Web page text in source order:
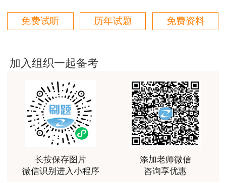
3.具有安全工程及相关专业第二学士学位，从
事安全生产业务满2年；或具有其他专业第二学士
学位，从事安全生产业务满3年。
4.具有安全工程及相关专业硕士学位，从事安
全生产业务满1年；或具有其他专业硕士学位，从
事安全生产业务满2年。
5.具有博士学位，从事安全生产业务满1年。
6.取得初级注册安全工程师职业资格后，从事
报名条件中“安全工程及相关专业”，按照《应
老师们讲的很好，通俗易懂，对小白很友好
建筑专业跟网校过了，今年考其他安全，还是选择网
用户m6****57
师资过硬，学习无忧，感觉自已选对了
用户da****ng
生产技术今年的教学比起去年，在实例的列举上更丰
富生动。
用户m3****68
免费试听 历年试题 免费资料
加入组织一起备考
长按保存图片
微信识别进入小程序
添加老师微信
咨询享优惠